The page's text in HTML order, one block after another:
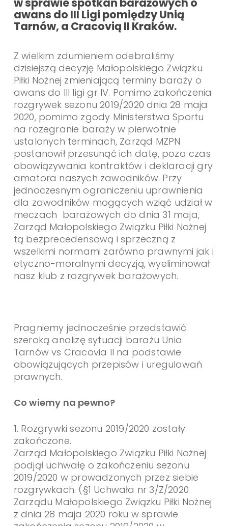
awans do III Ligi pomiędzy Unią
Tarnów, a Cracovią II Kraków.
Z wielkim zdumieniem odebraliśmy
dzisiejszą decyzję Małopolskiego Związku
Piłki Nożnej zmieniającą terminy baraży o
awans do III ligi gr IV. Pomimo zakończenia
rozgrywek sezonu 2019/2020 dnia 28 maja
2020, pomimo zgody Ministerstwa Sportu
na rozegranie baraży w pierwotnie
ustalonych terminach, Zarząd MZPN
postanowił przesunąć ich datę, poza czas
obowiązywania kontraktów i deklaracji gry
amatora naszych zawodników. Przy
jednoczesnym ograniczeniu uprawnienia
dla zawodników mogących wziąć udział w
meczach barażowych do dnia 31 maja,
Zarząd Małopolskiego Związku Piłki Nożnej
tą bezprecedensową i sprzeczną z
wszelkimi normami zarówno prawnymi jak i
etyczno-moralnymi decyzją, wyeliminował
nasz klub z rozgrywek barażowych.
Pragniemy jednocześnie przedstawić
szeroką analizę sytuacji barażu Unia
Tarnów vs Cracovia II na podstawie
obowiązujących przepisów i uregulowań
prawnych.
Co wiemy na pewno?
1. Rozgrywki sezonu 2019/2020 zostały
zakończone.
Zarząd Małopolskiego Związku Piłki Nożnej
podjął uchwałę o zakończeniu sezonu
2019/2020 w prowadzonych przez siebie
rozgrywkach. (§1 Uchwała nr 3/Z/2020
Zarządu Małopolskiego Związku Piłki Nożnej
z dnia 28 maja 2020 roku w sprawie